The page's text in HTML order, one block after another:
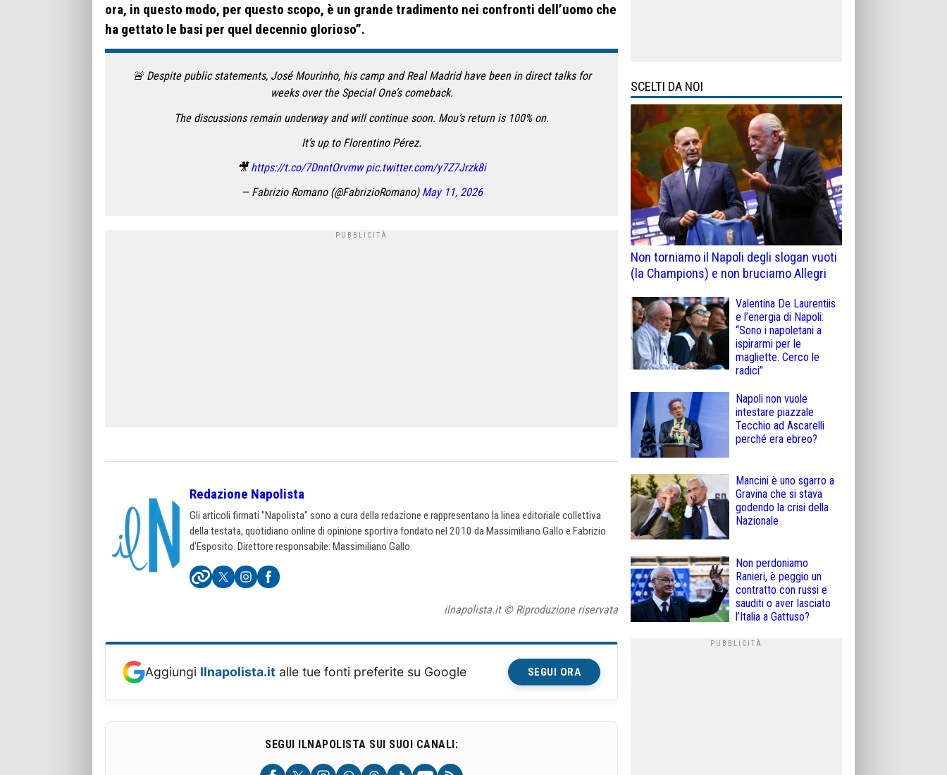
ora, in questo modo, per questo scopo, è un grande tradimento nei confronti dell’uomo che
ha gettato le basi per quel decennio glorioso”.
🚨 Despite public statements, José Mourinho, his camp and Real Madrid have been in direct talks for
weeks over the Special One’s comeback.
The discussions remain underway and will continue soon. Mou’s return is 100% on.
It’s up to Florentino Pérez.
🎥https://t.co/7DnntOrvmw pic.twitter.com/y7Z7Jrzk8i
— Fabrizio Romano (@FabrizioRomano) May 11, 2026
Redazione Napolista
Gli articoli firmati "Napolista" sono a cura della redazione e rappresentano la linea editoriale collettiva
della testata, quotidiano online di opinione sportiva fondato nel 2010 da Massimiliano Gallo e Fabrizio
d'Esposito. Direttore responsabile: Massimiliano Gallo.
ilnapolista.it © Riproduzione riservata
Aggiungi Ilnapolista.it alle tue fonti preferite su Google SEGUI ORA
SEGUI ILNAPOLISTA SUI SUOI CANALI:
SCELTI DA NOI
Non torniamo il Napoli degli slogan vuoti
(la Champions) e non bruciamo Allegri
Valentina De Laurentiis
e l’energia di Napoli:
“Sono i napoletani a
ispirarmi per le
magliette. Cerco le
radici”
Napoli non vuole
intestare piazzale
Tecchio ad Ascarelli
perché era ebreo?
Mancini è uno sgarro a
Gravina che si stava
godendo la crisi della
Nazionale
Non perdoniamo
Ranieri, è peggio un
contratto con russi e
sauditi o aver lasciato
l’Italia a Gattuso?